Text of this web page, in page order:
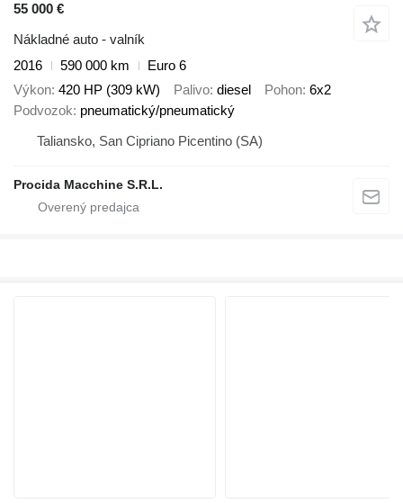
55 000 €
Nákladné auto - valník
2016
590 000 km
Euro 6
Výkon 420 HP (309 kW) Palivo diesel Pohon 6x2
Podvozok pneumatický/pneumatický
Taliansko, San Cipriano Picentino (SA)
Procida Macchine S.R.L.